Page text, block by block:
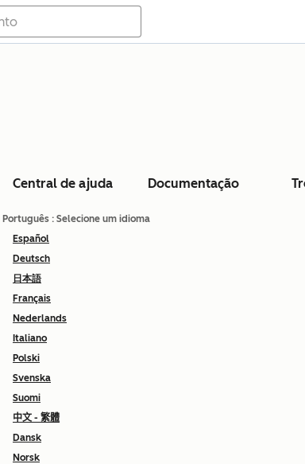
Central de ajuda Documentação
Português : Selecione um idioma
Español
Deutsch
日本語
Français
Nederlands
Italiano
Polski
Svenska
Suomi
中文 - 繁體
Dansk
Norsk